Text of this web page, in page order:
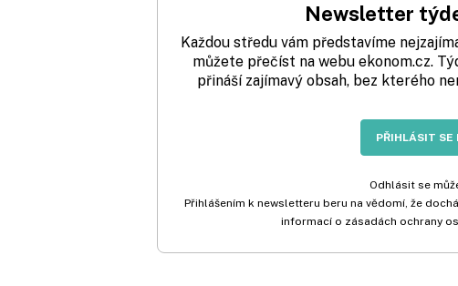
Newsletter
Každou středu vám představíme
můžete přečíst na webu ekonom.cz.
přináší zajímavý obsah, bez kterého
PŘIHLÁSIT SE
Odhlásit se
Přihlášením k newsletteru beru na vědomí, že
informací o zásadách ochrany